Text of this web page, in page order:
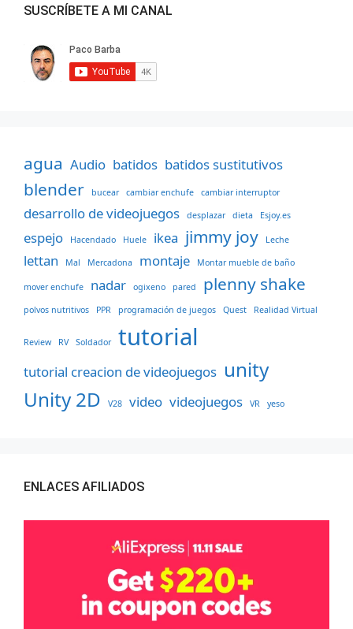
SUSCRÍBETE A MI CANAL
agua Audio batidos batidos sustitutivos
blender bucear cambiar enchufe cambiar interruptor
desarrollo de videojuegos desplazar dieta Esjoy.es
espejo Hacendado Huele ikea jimmy joy Leche
lettan Mal Mercadona montaje Montar mueble de baño
mover enchufe nadar ogixeno pared plenny shake
polvos nutritivos PPR programación de juegos Quest Realidad Virtual
Review RV Soldador tutorial
tutorial creacion de videojuegos unity
Unity 2D
V28 video videojuegos VR yeso
ENLACES AFILIADOS